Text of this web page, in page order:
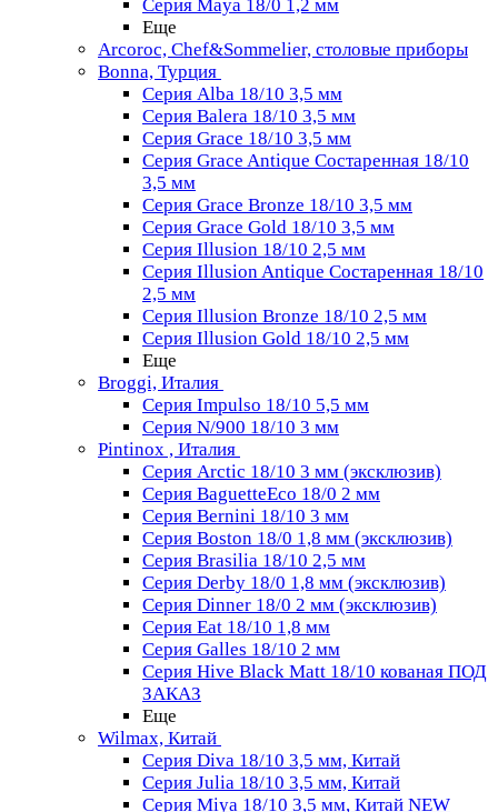
Серия Maya 18/0 1,2 мм
Еще
Arcoroc, Chef&Sommelier, столовые приборы
Bonna, Турция
Серия Alba 18/10 3,5 мм
Серия Balera 18/10 3,5 мм
Серия Grace 18/10 3,5 мм
Серия Grace Antique Состаренная 18/10
3,5 мм
Серия Grace Bronze 18/10 3,5 мм
Серия Grace Gold 18/10 3,5 мм
Серия Illusion 18/10 2,5 мм
Серия Illusion Antique Состаренная 18/10
2,5 мм
Серия Illusion Bronze 18/10 2,5 мм
Серия Illusion Gold 18/10 2,5 мм
Еще
Broggi, Италия
Серия Impulso 18/10 5,5 мм
Серия N/900 18/10 3 мм
Pintinox , Италия
Серия Arctic 18/10 3 мм (эксклюзив)
Серия BaguetteEco 18/0 2 мм
Серия Bernini 18/10 3 мм
Серия Boston 18/0 1,8 мм (эксклюзив)
Серия Brasilia 18/10 2,5 мм
Серия Derby 18/0 1,8 мм (эксклюзив)
Серия Dinner 18/0 2 мм (эксклюзив)
Серия Eat 18/10 1,8 мм
Серия Galles 18/10 2 мм
Серия Hive Black Matt 18/10 кованая ПОД
ЗАКАЗ
Еще
Wilmax, Китай
Серия Diva 18/10 3,5 мм, Китай
Серия Julia 18/10 3,5 мм, Китай
Серия Miya 18/10 3,5 мм, Китай NEW